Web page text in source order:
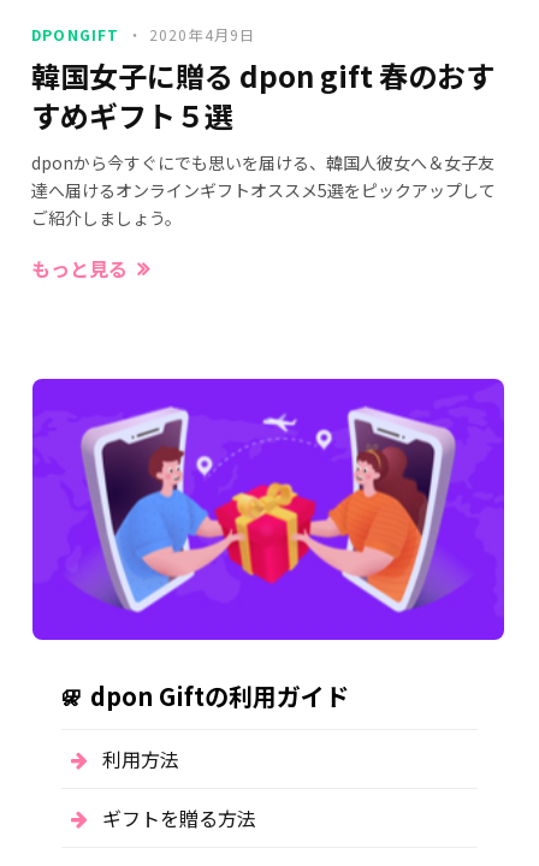
DPONGIFT 2020年4月9日
韓国女子に贈る dpon gift 春のおす
すめギフト５選
dponから今すぐにでも思いを届ける、韓国人彼女へ＆女子友
達へ届けるオンラインギフトオススメ5選をピックアップして
ご紹介しましょう。
もっと見る
dpon Giftの利用ガイド
利用方法
ギフトを贈る方法